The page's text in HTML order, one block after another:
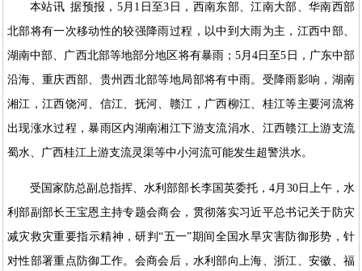
本站讯 据预报，5月1日至3日，西南东部、江南大部、华南西部
北部将有一次移动性的较强降雨过程，以中到大雨为主，江西中部、
湖南中部、广西北部等地部分地区将有暴雨；5月4日至5日，广东中部
沿海、重庆西部、贵州西北部等地局部将有中雨。受降雨影响，湖南
湘江，江西饶河、信江、抚河、赣江，广西柳江、桂江等主要河流将
出现涨水过程，暴雨区内湖南湘江下游支流涓水、江西赣江上游支流
蜀水、广西桂江上游支流灵渠等中小河流可能发生超警洪水。
受国家防总副总指挥、水利部部长李国英委托，4月30日上午，水
利部副部长王宝恩主持专题会商会，贯彻落实习近平总书记关于防灾
减灾救灾重要指示精神，研判“五一”期间全国水旱灾害防御形势，针
对性部署重点防御工作。会商会后，水利部向上海、浙江、安徽、福